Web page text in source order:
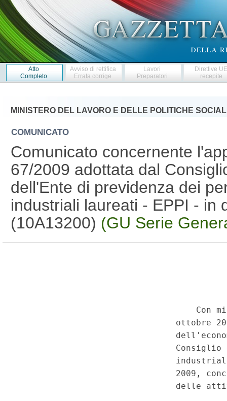
Atto
Completo
Avviso di rettifica
Errata corrige
Lavori
Preparatori
Direttive
recepite
MINISTERO DEL LAVORO E DELLE POLITICHE
COMUNICATO
Comunicato concernente
67/2009 adottata dal
dell'Ente di previdenza dei
industriali laureati - EPPI - in
(10A13200) (GU Serie